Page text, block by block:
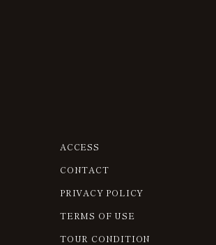
ACCESS
CONTACT
PRIVACY POLICY
TERMS OF USE
TOUR CONDITION